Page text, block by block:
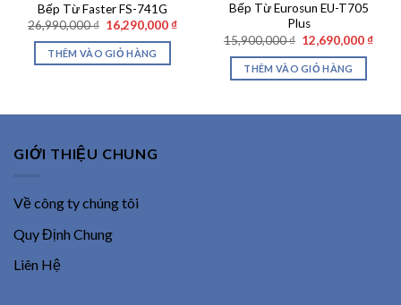
Bếp Từ Faster FS-741G
26,990,000₫ Giá
gốc
là:
26,990,000 ₫.
16,290,000 ₫Giá
16,290,000 ₫.
THÊM VÀO GIỎ HÀNG
Bếp Từ Eurosun EU-T705
Plus
15,900,000₫ Giá
gốc
là:
15,900,000 ₫.
12,690,000 ₫Giá
THÊM VÀO GIỎ HÀNG
GIỚI THIỆU CHUNG
Về công ty chúng tôi
Quy Định Chung
Liên Hệ